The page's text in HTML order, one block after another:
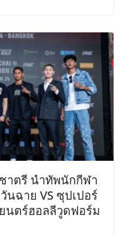
าตรี นำทัพนักกีฬา
นฉาย VS ซุปเปอร์
นตร์ฮอลลีวูดฟอร์ม